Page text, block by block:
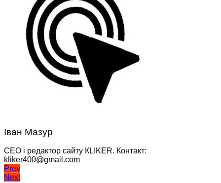
Іван Мазур
CEO і редактор сайту КLIKER. Контакт:
kliker400@gmail.com
Навігація
Prev
Next